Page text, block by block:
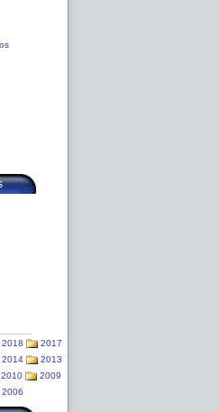
2018
2017
2014
2013
2010
2009
2006